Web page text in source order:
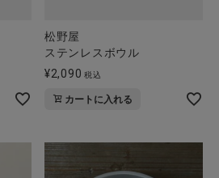
松野屋
ステンレスボウル
¥2,090 税込
カートに入れる